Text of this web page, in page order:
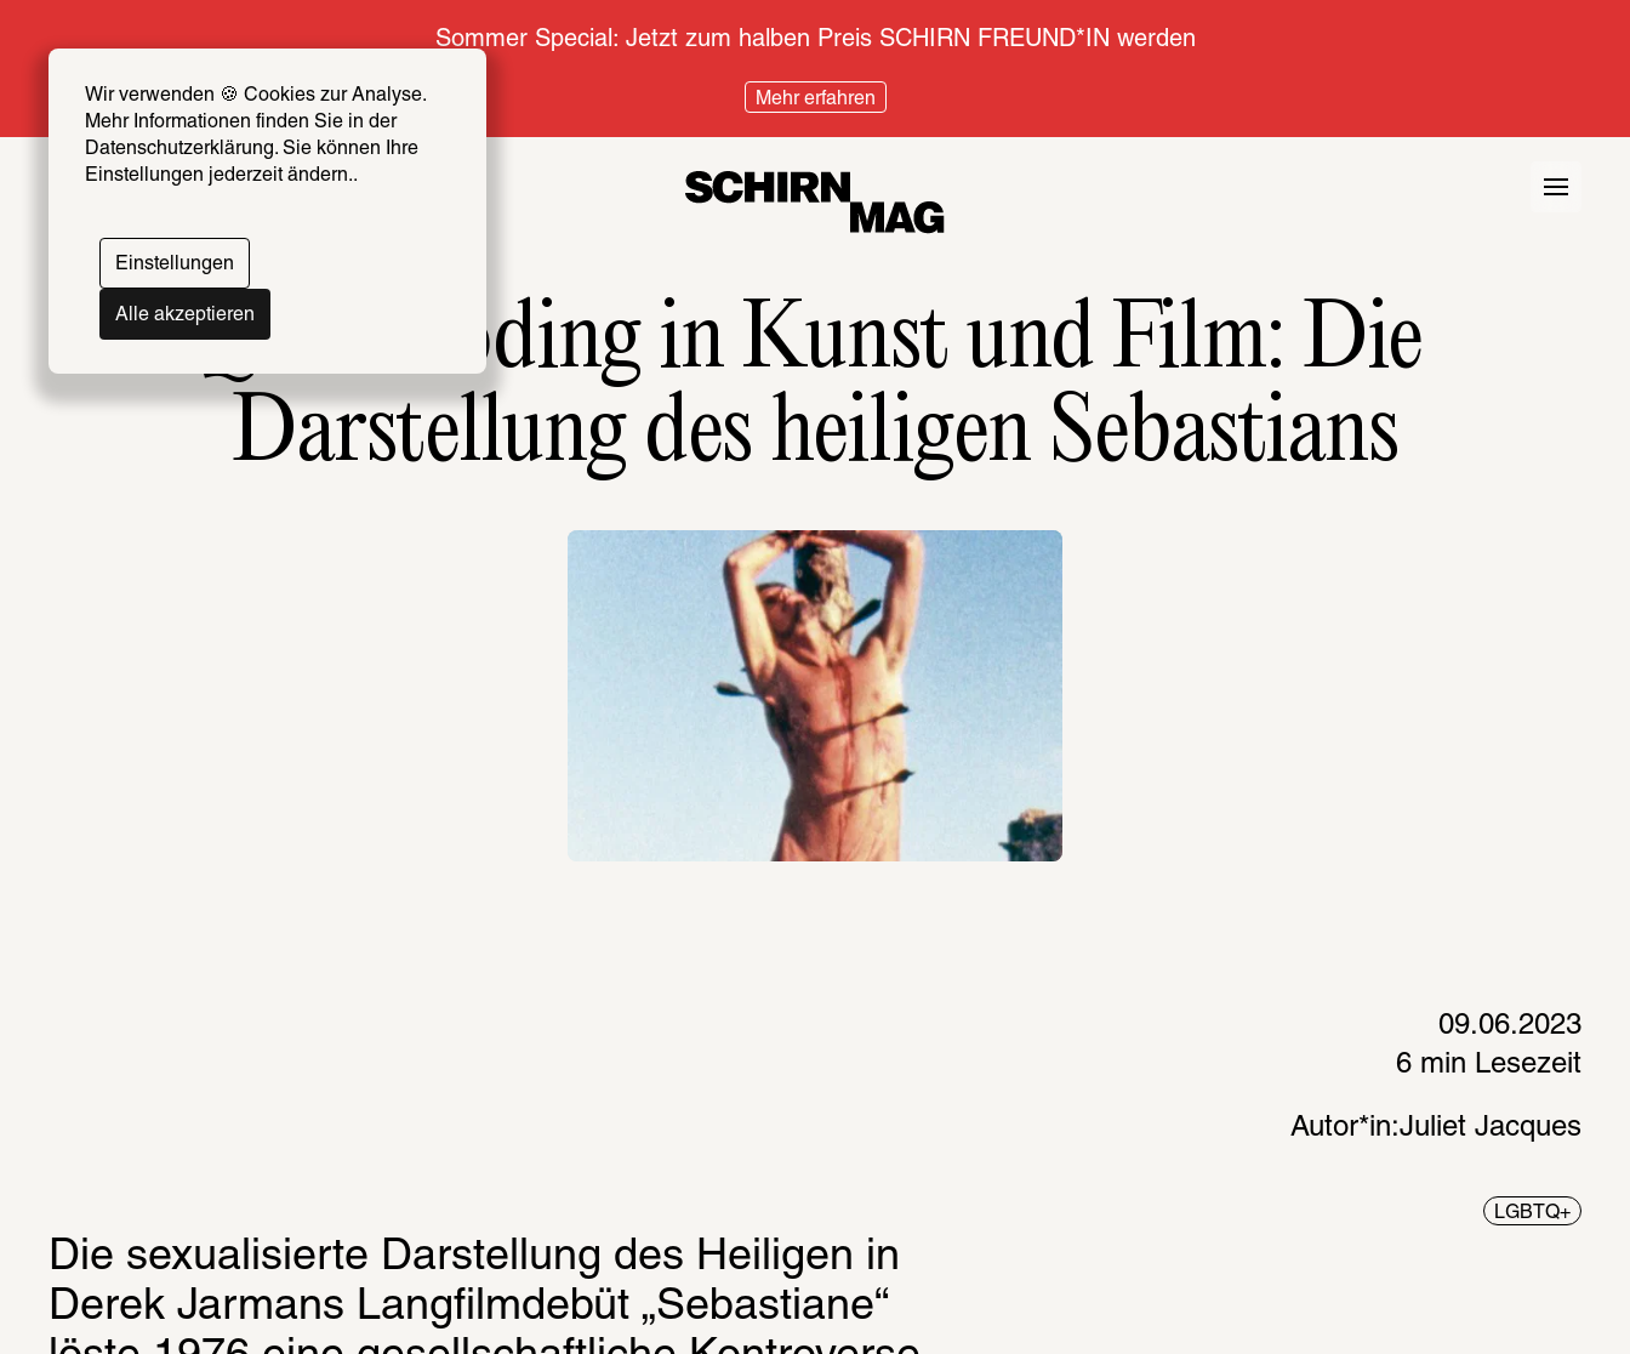
Wir verwenden 🍪 Cookies zur Analyse.
Mehr Informationen finden Sie in der
Datenschutzerklärung. Sie können Ihre
Einstellungen jederzeit ändern..
Einstellungen
Alle akzeptieren
Sommer Special: Jetzt zum halben Preis SCHIRN FREUND*IN werden
Mehr erfahren
Queer coding in Kunst und Film: Die
Darstellung des heiligen Sebastians
09.06.2023
6 min Lesezeit
Autor*in:Juliet Jacques
LGBTQ+
Die sexualisierte Darstellung des Heiligen in
Derek Jarmans Langfilmdebüt „Sebastiane“